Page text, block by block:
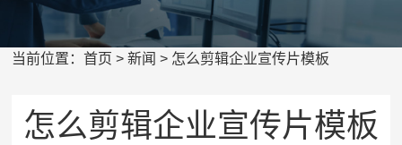
当前位置：首页 >新闻 > 怎么剪辑企业宣传片模板
怎么剪辑企业宣传片模板